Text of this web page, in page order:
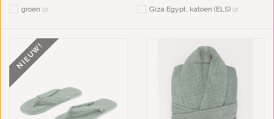
groen (2) Giza Egypt. katoen (ELS) (2)
NIEUW!